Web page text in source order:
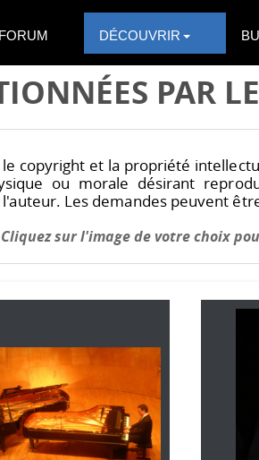
FORUM DÉCOUVRIR
PAR
copyright et la propriété
ou morale désirant
Les demandes peuvent
Cliquez sur l'image de votre choix